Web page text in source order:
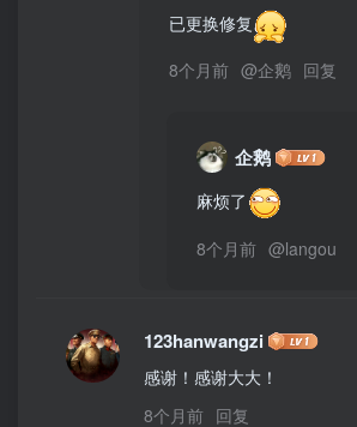
已更换修复
8个月前 @企鹅 回复
企鹅
麻烦了
8个月前 @langou
123hanwangzi
感谢！感谢大大！
8个月前 回复